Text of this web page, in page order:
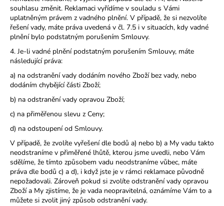
souhlasu změnit. Reklamaci vyřídíme v souladu s Vámi
uplatněným právem z vadného plnění. V případě, že si nezvolíte
řešení vady, máte práva uvedená v čl. 7.5 i v situacích, kdy vadné
plnění bylo podstatným porušením Smlouvy.
4. Je-li vadné plnění podstatným porušením Smlouvy, máte
následující práva:
a) na odstranění vady dodáním nového Zboží bez vady, nebo
dodáním chybějící části Zboží;
b) na odstranění vady opravou Zboží;
c) na přiměřenou slevu z Ceny;
d) na odstoupení od Smlouvy.
V případě, že zvolíte vyřešení dle bodů a) nebo b) a My vadu takto
neodstraníme v přiměřené lhůtě, kterou jsme uvedli, nebo Vám
sdělíme, že tímto způsobem vadu neodstraníme vůbec, máte
práva dle bodů c) a d), i když jste je v rámci reklamace původně
nepožadovali. Zároveň pokud si zvolíte odstranění vady opravou
Zboží a My zjistíme, že je vada neopravitelná, oznámíme Vám to a
můžete si zvolit jiný způsob odstranění vady.